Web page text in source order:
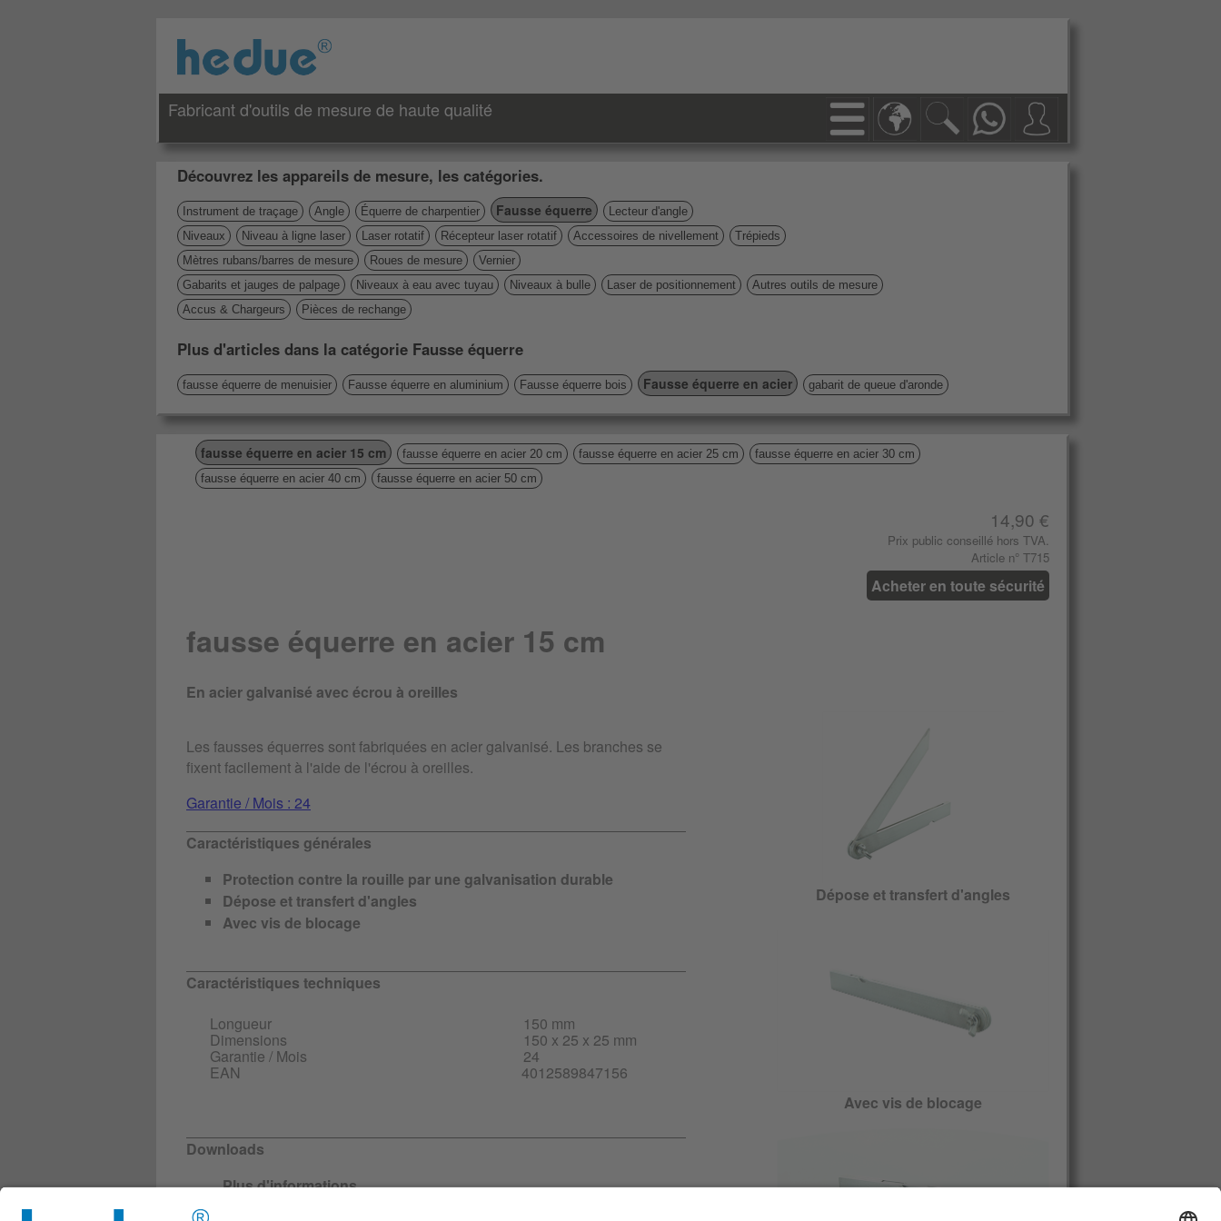
Fabricant d'outils de mesure de haute qualité
Découvrez les appareils de mesure, les catégories.
Instrument de traçage Angle Équerre de charpentier Fausse équerre
Lecteur d'angle
Niveaux
Niveau à ligne laser Laser rotatif Récepteur laser rotatif Accessoires de nivellement
Trépieds
Mètres rubans/barres de mesure
Roues de mesure
Vernier
Gabarits et jauges de palpage
Niveaux à eau avec tuyau Niveaux à bulle Laser de positionnement
Autres outils de mesure
Accus & Chargeurs
Pièces de rechange
Plus d'articles dans la catégorie Fausse équerre
fausse équerre de menuisier Fausse équerre en aluminium Fausse équerre bois Fausse équerre en acier gabarit de queue d'aronde
fausse équerre en acier 15 cm fausse équerre en acier 20 cm fausse équerre en acier 25 cm
fausse équerre en acier 30 cm
fausse équerre en acier 40 cm
fausse équerre en acier 50 cm
14,90 €
Prix ​​public conseillé hors TVA.
Article n° T715
Acheter en toute sécurité
fausse équerre en acier 15 cm
En acier galvanisé avec écrou à oreilles
Les fausses équerres sont fabriquées en acier galvanisé. Les branches se
fixent facilement à l'aide de l'écrou à oreilles.
Garantie / Mois : 24
Caractéristiques générales
Protection contre la rouille par une galvanisation durable
Dépose et transfert d'angles
Avec vis de blocage
Caractéristiques techniques
Longueur
150 mm
Dimensions 150 x 25 x 25 mm
Garantie / Mois 24
EAN 4012589847156
Downloads
Plus d'informations
Dépose et transfert d'angles
Avec vis de blocage